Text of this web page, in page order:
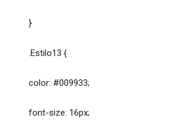
}
.Estilo13 {
color: #009933;
font-size: 16px;